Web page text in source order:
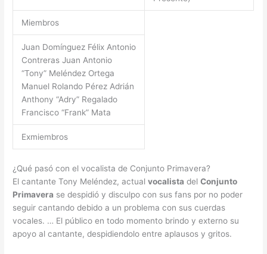
Miembros
Juan Domínguez Félix Antonio
Contreras Juan Antonio
“Tony” Meléndez Ortega
Manuel Rolando Pérez Adrián
Anthony “Adry” Regalado
Francisco “Frank” Mata
Exmiembros
¿Qué pasó con el vocalista de Conjunto Primavera?
El cantante Tony Meléndez, actualvocalista delConjunto
Primavera se despidió y disculpo con sus fans por no poder
seguir cantando debido a un problema con sus cuerdas
vocales. … El público en todo momento brindo y externo su
apoyo al cantante, despidiendolo entre aplausos y gritos.